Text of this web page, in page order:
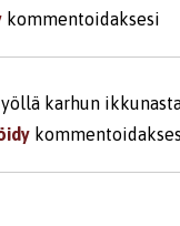
kommentoidaksesi
karhun